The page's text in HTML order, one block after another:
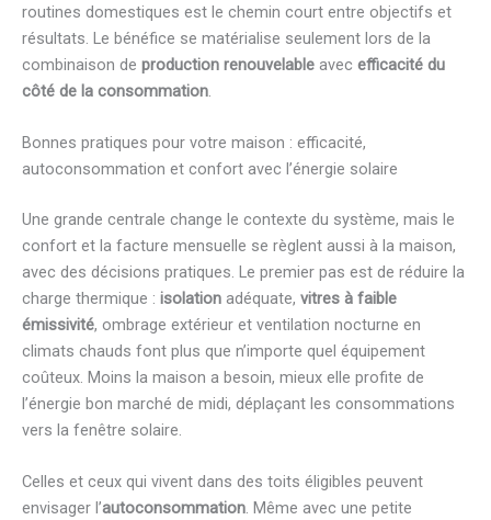
routines domestiques est le chemin court entre objectifs et
résultats. Le bénéfice se matérialise seulement lors de la
combinaison de production renouvelable avec efficacité du
côté de la consommation.
Bonnes pratiques pour votre maison : efficacité,
autoconsommation et confort avec l’énergie solaire
Une grande centrale change le contexte du système, mais le
confort et la facture mensuelle se règlent aussi à la maison,
avec des décisions pratiques. Le premier pas est de réduire la
charge thermique : isolation adéquate, vitres à faible
émissivité, ombrage extérieur et ventilation nocturne en
climats chauds font plus que n’importe quel équipement
coûteux. Moins la maison a besoin, mieux elle profite de
l’énergie bon marché de midi, déplaçant les consommations
vers la fenêtre solaire.
Celles et ceux qui vivent dans des toits éligibles peuvent
envisager l’autoconsommation. Même avec une petite